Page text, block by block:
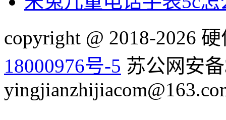
copyright @ 2018-2026
18000976号-5 苏公网安